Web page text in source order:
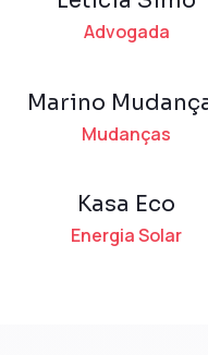
Advogada
Marino
Mudanças
Kasa Eco
Energia Solar